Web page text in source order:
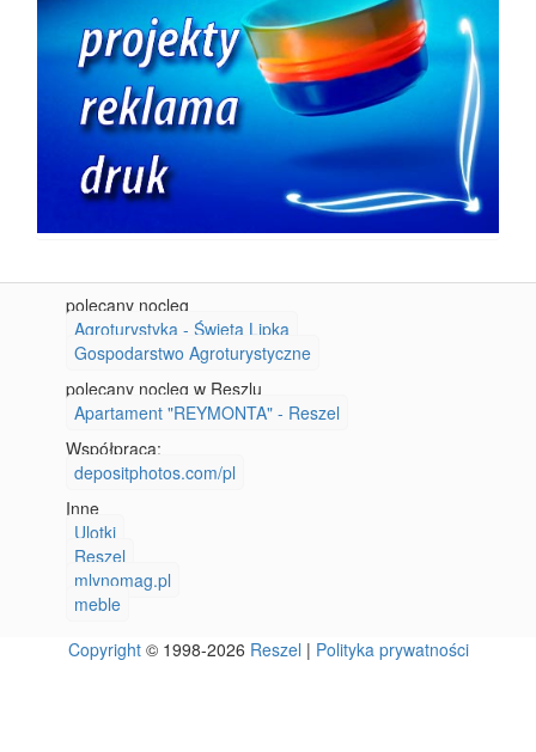
polecany nocleg
Agroturystyka - Święta Lipka
Gospodarstwo Agroturystyczne
polecany nocleg w Reszlu
Apartament "REYMONTA" - Reszel
Współpraca:
depositphotos.com/pl
Inne
Ulotki
Reszel
mlynomag.pl
meble
Copyright© 1998-2026 Reszel | Polityka prywatności